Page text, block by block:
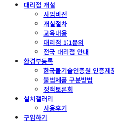
대리점 개설
사업비전
개설절차
교육내용
대리점 1:1문의
전국 대리점 안내
환경부등록
한국물기술인증원 인증제
불법제품 구분방법
정책토론회
설치갤러리
사용후기
구입하기